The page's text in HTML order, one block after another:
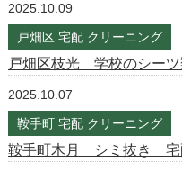
2025.10.09
戸畑区 宅配 クリーニング
戸畑区枝光 学校のシー
2025.10.07
鞍手町 宅配 クリーニング
鞍手町木月 シミ抜き 宅